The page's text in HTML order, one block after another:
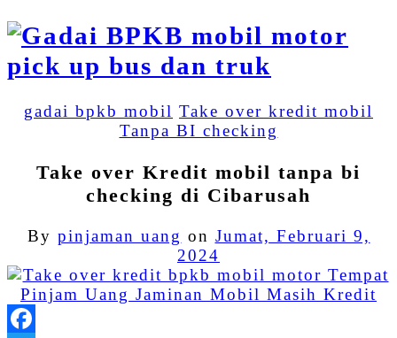
gadai bpkb mobil Take over kredit mobil
Tanpa BI checking
Take over Kredit mobil tanpa bi
checking di Cibarusah
By pinjaman uang on Jumat, Februari 9,
2024